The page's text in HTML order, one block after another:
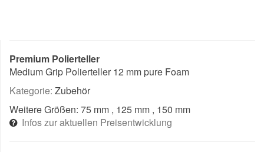
Premium Polierteller
Medium Grip Polierteller 12 mm pure Foam
Kategorie: Zubehör
Weitere Größen: 75 mm , 125 mm , 150 mm
Infos zur aktuellen Preisentwicklung